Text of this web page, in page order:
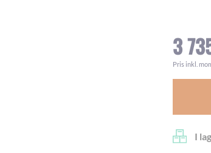
3
Pris inkl.
I